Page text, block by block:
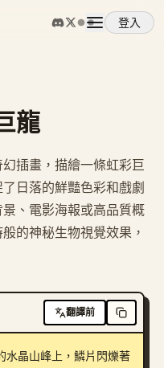
登入
龍
插畫，描繪一條虹彩巨
日落的鮮豔色彩和戲劇
、電影海報或高品質概
的神秘生物視覺效果，
翻譯前
水晶山峰上，鱗片閃爍著